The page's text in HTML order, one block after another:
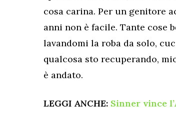
cosa carina. Per un genitore
anni non è facile. Tante cose
lavandomi la roba da solo,
qualcosa sto recuperando,
è andato.
LEGGI ANCHE: Sinner vince